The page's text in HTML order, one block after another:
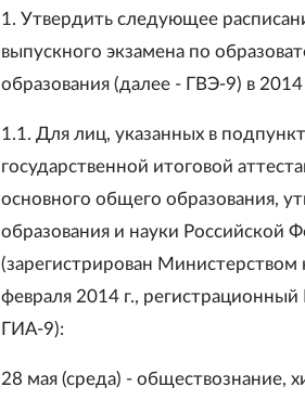
1. Утвердить следующее
выпускного экзамена по
образования (далее - ГВЭ-9) в
1.1. Для лиц, указанных в
государственной итоговой
основного общего образования,
образования и науки Российской
(зарегистрирован
февраля 2014 г.,
ГИА-9):
28 мая (среда) - обществознание,